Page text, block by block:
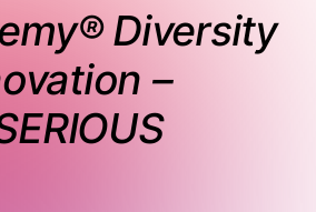
Diversity
–